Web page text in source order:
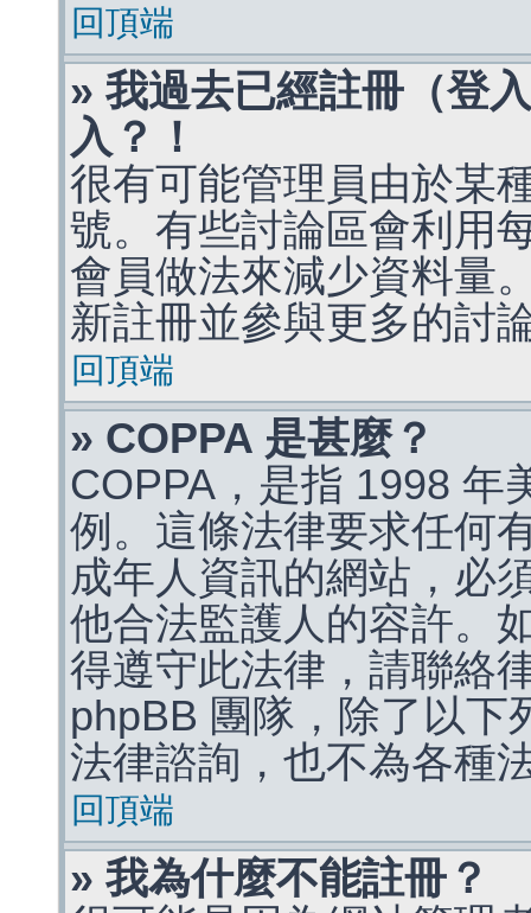
回頂端
» 我過去已經註冊（登
入？！
很有可能管理員由於某
號。有些討論區會利用
會員做法來減少資料量
新註冊並參與更多的討
回頂端
» COPPA 是甚麼？
COPPA，是指 1998 年
例。這條法律要求任何
成年人資訊的網站，必
他合法監護人的容許。
得遵守此法律，請聯絡
phpBB 團隊，除了以下
法律諮詢，也不為各種
回頂端
» 我為什麼不能註冊？